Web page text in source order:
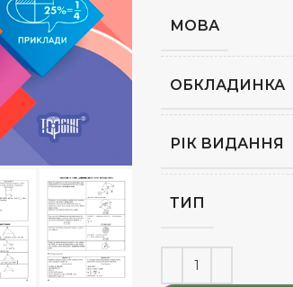
МОВА
ОБКЛАДИНКА
РІК ВИДАННЯ
ТИП